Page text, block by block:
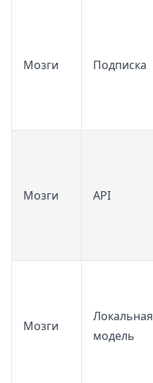
Мозги Подписка
Мозги API
Мозги
Локальная
модель